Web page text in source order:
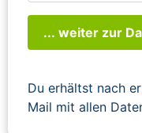
... weiter zur
Du erhältst nach
Mail mit allen